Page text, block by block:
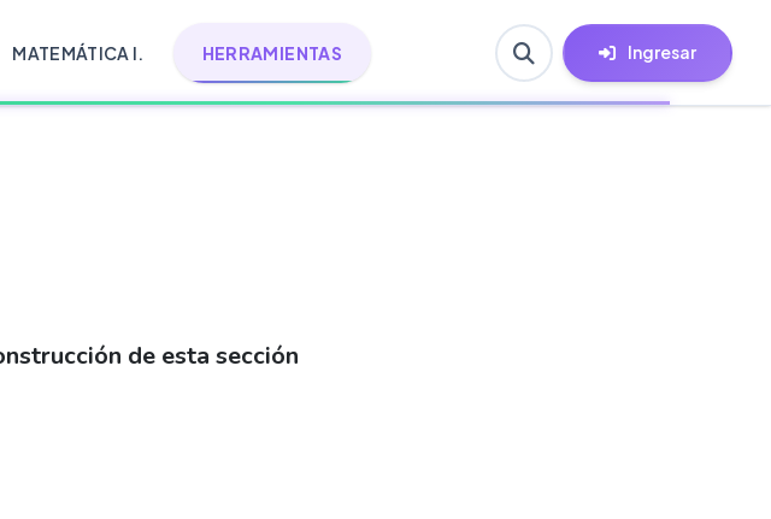
MATEMÁTICA I. HERRAMIENTAS Ingresar
de esta sección